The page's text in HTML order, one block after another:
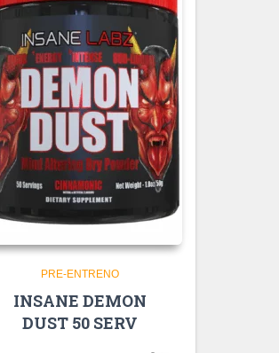
PRE-ENTRENO
INSANE DEMON
DUST 50 SERV